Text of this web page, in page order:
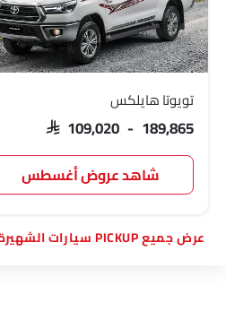
تويوتا هايلكس
SAR 109,020 - 189,865
شاهد عروض أغسطس
PICKUP سيارات الشهيرة